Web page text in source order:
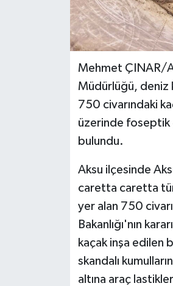
Mehmet ÇINAR/
Müdürlüğü, deniz
750 civarındaki
üzerinde foseptik
bulundu.
Aksu ilçesinde
caretta caretta
yer alan 750
Bakanlığı'nın
kaçak inşa edilen
skandalı
altına araç